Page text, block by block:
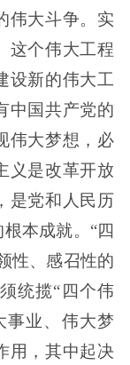
伟大斗争。实
这个伟大工程
设新的伟大工
中国共产党的
伟大梦想，必
义是改革开放
是党和人民历
本成就。“四
性、感召性的
统揽“四个伟
事业、伟大梦
用，其中起决